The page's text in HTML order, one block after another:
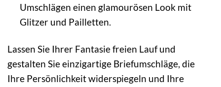
Umschlägen einen glamourösen Look mit
Glitzer und Pailletten.
Lassen Sie Ihrer Fantasie freien Lauf und
gestalten Sie einzigartige Briefumschläge, die
Ihre Persönlichkeit widerspiegeln und Ihre